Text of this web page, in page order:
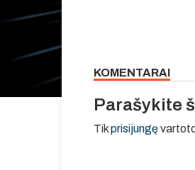
KOMENTARAI
Parašykite
Tikprisijungę